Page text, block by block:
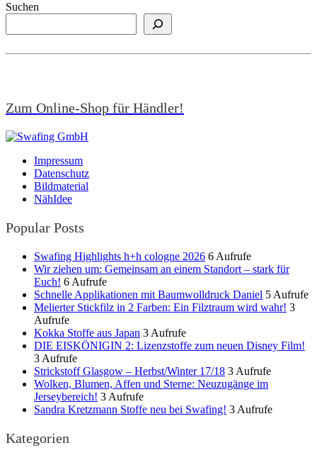
Suchen
Zum Online-Shop für Händler!
Impressum
Datenschutz
Bildmaterial
NähIdee
Popular Posts
Swafing Highlights h+h cologne 2026 6 Aufrufe
Wir ziehen um: Gemeinsam an einem Standort – stark für
Euch! 6 Aufrufe
Schnelle Applikationen mit Baumwolldruck Daniel 5 Aufrufe
Melierter Stickfilz in 2 Farben: Ein Filztraum wird wahr! 3
Aufrufe
Kokka Stoffe aus Japan 3 Aufrufe
DIE EISKÖNIGIN 2: Lizenzstoffe zum neuen Disney Film!
3 Aufrufe
Strickstoff Glasgow – Herbst/Winter 17/18 3 Aufrufe
Wolken, Blumen, Affen und Sterne: Neuzugänge im
Jerseybereich! 3 Aufrufe
Sandra Kretzmann Stoffe neu bei Swafing! 3 Aufrufe
Kategorien